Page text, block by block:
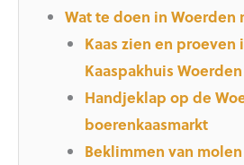
Wat te doen in Woerden
Kaas zien en proeven
Kaaspakhuis Woerden
Handjeklap op de
boerenkaasmarkt
Beklimmen van